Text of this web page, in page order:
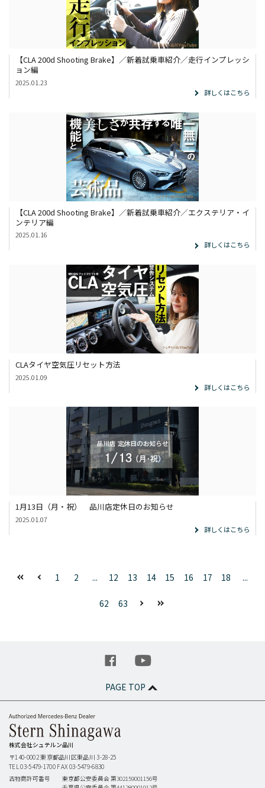
【CLA 200d Shooting Brake】／新着試乗車紹介／走行インプレッシ
ョン編
2025.01.23
詳しくはこちら
【CLA 200d Shooting Brake】／新着試乗車紹介／エクステリア・イ
ンテリア編
2025.01.16
詳しくはこちら
CLAタイヤ空気圧リセット方法
2025.01.09
詳しくはこちら
1月13日（月・祝） 品川店定休日のお知らせ
2025.01.07
詳しくはこちら
1 2 ... 12 13 14 15 16 17 18 ...
62 63
PAGE TOP
株式会社シュテルン品川
〒140-0002東京都品川区東品川 3-28-25
TEL 03-5479-1700 FAX 03-5479-6830
古物商許可番号
東京都公安委員会 第302159001156号